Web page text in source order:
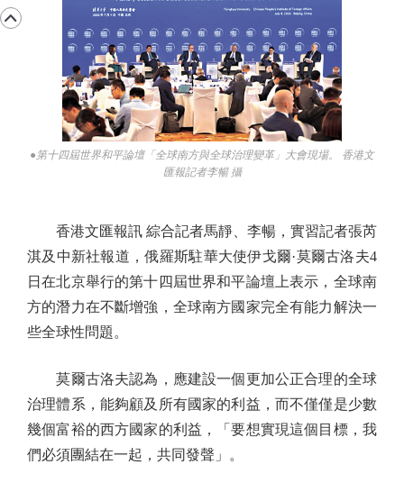
●第十四屆世界和平論壇「全球南方與全球治理變革」大會現場。 香港文
匯報記者李暢 攝
香港文匯報訊 綜合記者馬靜、李暢，實習記者張芮
淇及中新社報道，俄羅斯駐華大使伊戈爾·莫爾古洛夫4
日在北京舉行的第十四屆世界和平論壇上表示，全球南
方的潛力在不斷增強，全球南方國家完全有能力解決一
些全球性問題。
莫爾古洛夫認為，應建設一個更加公正合理的全球
治理體系，能夠顧及所有國家的利益，而不僅僅是少數
幾個富裕的西方國家的利益，「要想實現這個目標，我
們必須團結在一起，共同發聲」。